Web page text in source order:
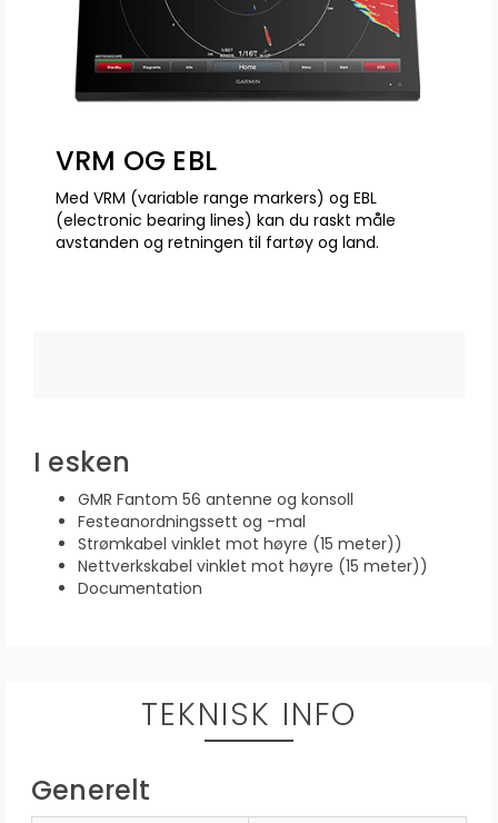
VRM OG EBL
Med VRM (variable range markers) og EBL
(electronic bearing lines) kan du raskt måle
avstanden og retningen til fartøy og land.
I esken
GMR Fantom 56 antenne og konsoll
Festeanordningssett og -mal
Strømkabel vinklet mot høyre (15 meter))
Nettverkskabel vinklet mot høyre (15 meter))
Documentation
TEKNISK INFO
Generelt